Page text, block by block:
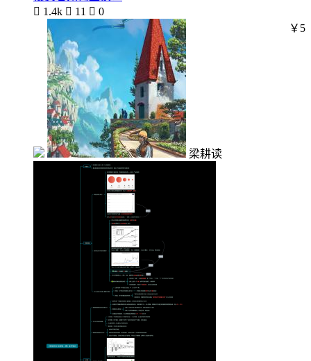
 1.4k  11  0
梁耕读
￥5